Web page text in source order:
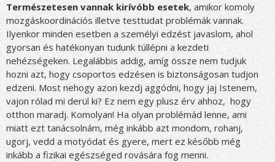
Természetesen vannak kirívóbb esetek, amikor komoly
mozgáskoordinációs illetve testtudat problémák vannak.
Ilyenkor minden esetben a személyi edzést javaslom, ahol
gyorsan és hatékonyan tudunk túllépni a kezdeti
nehézségeken. Legalábbis addig, amíg össze nem tudjuk
hozni azt, hogy csoportos edzésen is biztonságosan tudjon
edzeni. Most nehogy azon kezdj aggódni, hogy jaj Istenem,
vajon rólad mi derül ki? Ez nem egy plusz érv ahhoz, hogy
otthon maradj. Komolyan! Ha olyan problémád lenne, ami
miatt ezt tanácsolnám, még inkább azt mondom, rohanj,
ugorj, vedd a motyódat és gyere, mert ez később még
inkább a fizikai egészséged rovására fog menni.